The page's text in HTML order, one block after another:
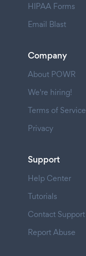
HIPAA Forms
Email Blast
Company
About POWR
We're hiring!
Terms of Service
Privacy
Support
Help Center
Tutorials
Contact Support
Report Abuse